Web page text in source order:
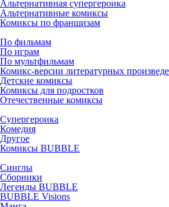
Альтернативная супергероика
Альтернативные комиксы
Комиксы по франшизам
По фильмам
По играм
По мультфильмам
Комикс-версии литературных
Детские комиксы
Комиксы для подростков
Отечественные комиксы
Супергероика
Комедия
Другое
Комиксы BUBBLE
Синглы
Сборники
Легенды BUBBLE
BUBBLE Visions